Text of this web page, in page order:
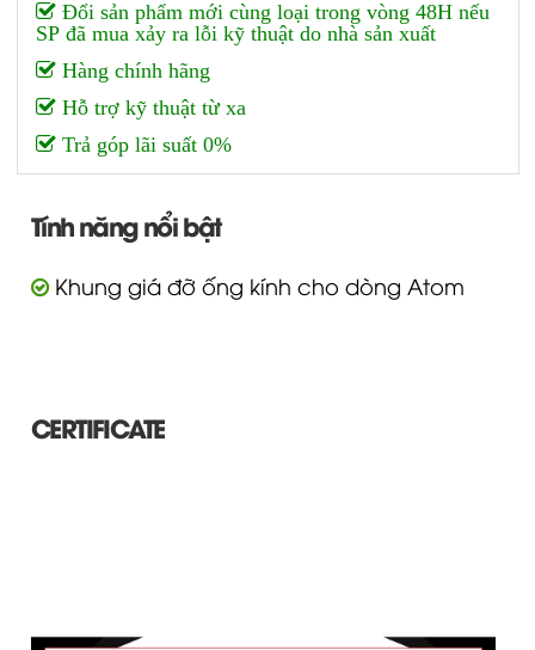
Đổi sản phẩm mới cùng loại trong vòng 48H nếu
SP đã mua xảy ra lỗi kỹ thuật do nhà sản xuất
Hàng chính hãng
Hỗ trợ kỹ thuật từ xa
Trả góp lãi suất 0%
Tính năng nổi bật
Khung giá đỡ ống kính cho dòng Atom
CERTIFICATE